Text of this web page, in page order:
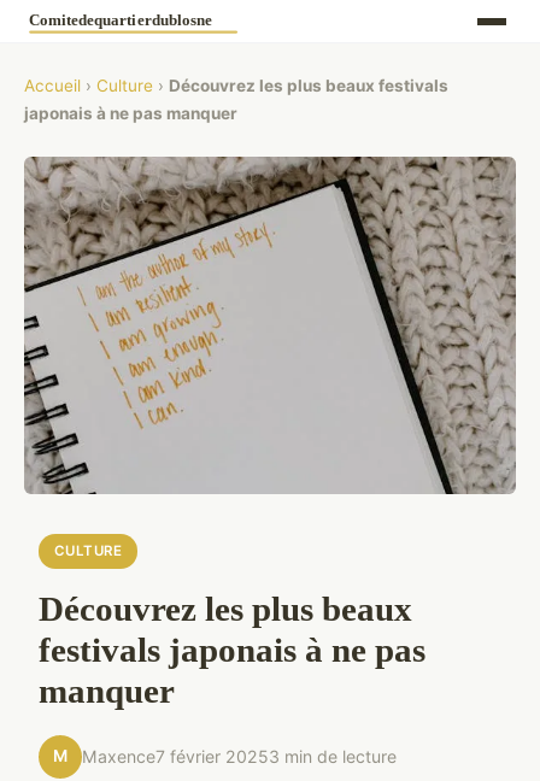
Accueil › Culture › Découvrez les plus beaux festivals
japonais à ne pas manquer
CULTURE
Découvrez les plus beaux
festivals japonais à ne pas
manquer
M Maxence7 février 20253 min de lecture